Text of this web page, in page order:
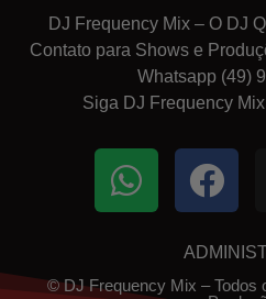
DJ Frequency Mix – O DJ
Contato para Shows e
Whatsapp (49)
Siga DJ Frequency
© DJ Frequency Mix – Todos